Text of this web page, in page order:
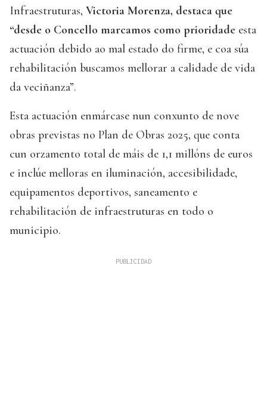
Infraestruturas, Victoria Morenza, destaca que
“desde o Concello marcamos como prioridade esta
actuación debido ao mal estado do firme, e coa súa
rehabilitación buscamos mellorar a calidade de vida
da veciñanza”.
Esta actuación enmárcase nun conxunto de nove
obras previstas no Plan de Obras 2025, que conta
cun orzamento total de máis de 1,1 millóns de euros
e inclúe melloras en iluminación, accesibilidade,
equipamentos deportivos, saneamento e
rehabilitación de infraestruturas en todo o
municipio.